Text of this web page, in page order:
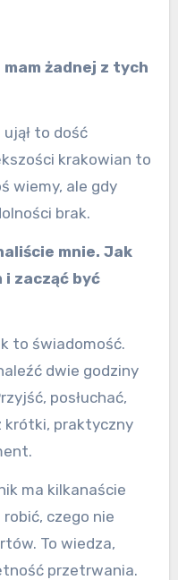
mam żadnej z tych
to dość
krakowian to
wiemy, ale gdy
brak.
mnie. Jak
zacząć być
to świadomość.
dwie godziny
posłuchać,
krótki, praktyczny
ma kilkanaście
robić, czego nie
To wiedza,
przetrwania.